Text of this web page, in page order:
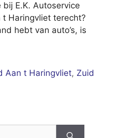
E.K. Autoservice
Haringvliet terecht?
hebt van auto’s, is
Aan t Haringvliet, Zuid